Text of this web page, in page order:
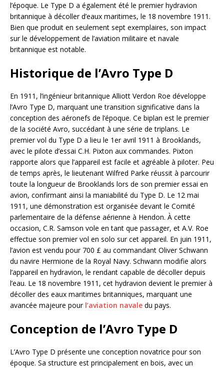
l’époque. Le Type D a également été le premier hydravion
britannique à décoller d’eaux maritimes, le 18 novembre 1911.
Bien que produit en seulement sept exemplaires, son impact
sur le développement de l’aviation militaire et navale
britannique est notable.
Historique de l’Avro Type D
En 1911, l’ingénieur britannique Alliott Verdon Roe développe
l’Avro Type D, marquant une transition significative dans la
conception des aéronefs de l’époque. Ce biplan est le premier
de la société Avro, succédant à une série de triplans. Le
premier vol du Type D a lieu le 1er avril 1911 à Brooklands,
avec le pilote d’essai C.H. Pixton aux commandes. Pixton
rapporte alors que l’appareil est facile et agréable à piloter. Peu
de temps après, le lieutenant Wilfred Parke réussit à parcourir
toute la longueur de Brooklands lors de son premier essai en
avion, confirmant ainsi la maniabilité du Type D. Le 12 mai
1911, une démonstration est organisée devant le Comité
parlementaire de la défense aérienne à Hendon. À cette
occasion, C.R. Samson vole en tant que passager, et A.V. Roe
effectue son premier vol en solo sur cet appareil. En juin 1911,
l’avion est vendu pour 700 £ au commandant Oliver Schwann
du navire Hermione de la Royal Navy. Schwann modifie alors
l’appareil en hydravion, le rendant capable de décoller depuis
l’eau. Le 18 novembre 1911, cet hydravion devient le premier à
décoller des eaux maritimes britanniques, marquant une
avancée majeure pour l’aviation navale du pays.
Conception de l’Avro Type D
L’Avro Type D présente une conception novatrice pour son
époque. Sa structure est principalement en bois, avec un